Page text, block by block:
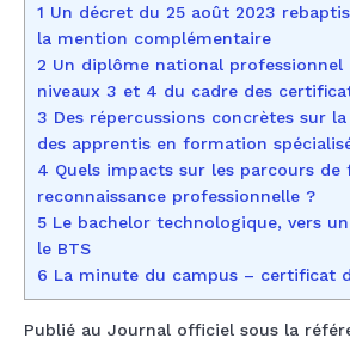
1 Un décret du 25 août 2023
la mention complémentaire
2 Un diplôme national professionnel
niveaux 3 et 4 du cadre des
3 Des répercussions concrètes sur
des apprentis en formation
4 Quels impacts sur les parcours
reconnaissance professionnelle ?
5 Le bachelor technologique, vers
le BTS
6 La minute du campus – certificat
Publié au Journal officiel sous la